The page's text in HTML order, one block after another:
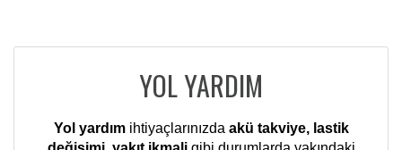
YOL YARDIM
Yol yardımihtiyaçlarınızda akü takviye, lastik